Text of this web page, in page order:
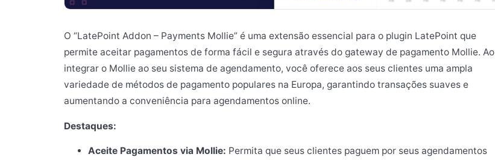
O “LatePoint Addon – Payments Mollie” é uma extensão essencial para o plugin LatePoint que
permite aceitar pagamentos de forma fácil e segura através do gateway de pagamento Mollie. Ao
integrar o Mollie ao seu sistema de agendamento, você oferece aos seus clientes uma ampla
variedade de métodos de pagamento populares na Europa, garantindo transações suaves e
aumentando a conveniência para agendamentos online.
Destaques:
Aceite Pagamentos via Mollie: Permita que seus clientes paguem por seus agendamentos